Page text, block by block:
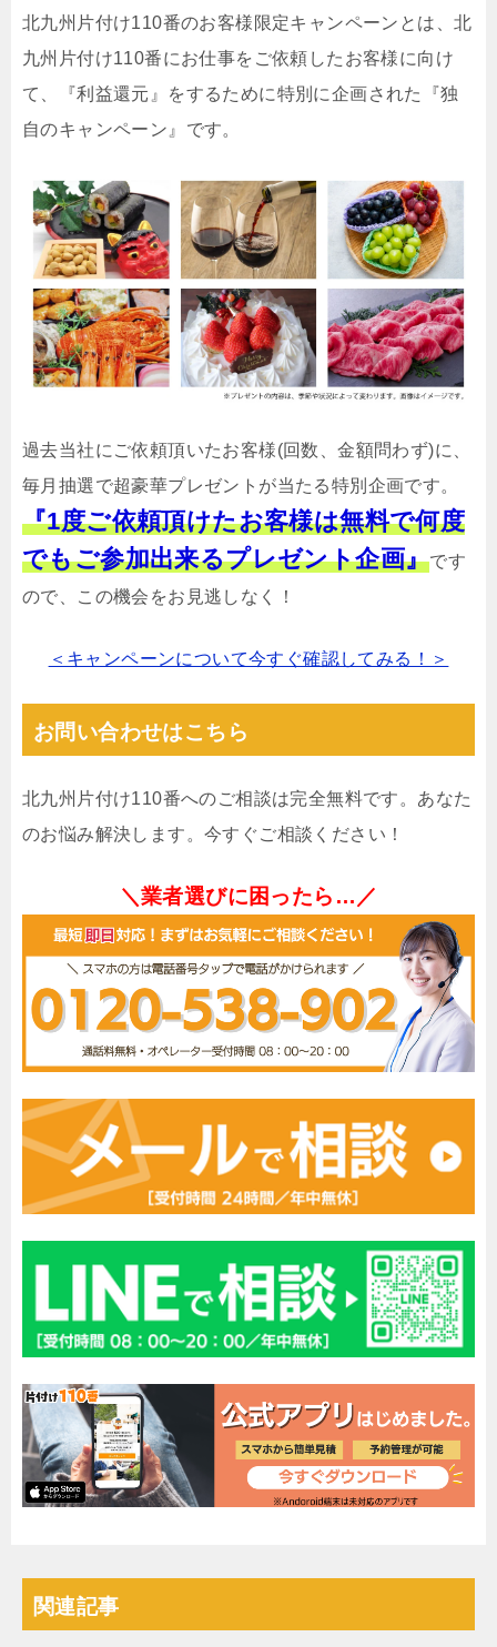
北九州片付け110番のお客様限定キャンペーンとは、北
九州片付け110番にお仕事をご依頼したお客様に向け
て、『利益還元』をするために特別に企画された『独
自のキャンペーン』です。
過去当社にご依頼頂いたお客様(回数、金額問わず)に、
毎月抽選で超豪華プレゼントが当たる特別企画です。
『1度ご依頼頂けたお客様は無料で何度
でもご参加出来るプレゼント企画』です
ので、この機会をお見逃しなく！
＜キャンペーンについて今すぐ確認してみる！＞
お問い合わせはこちら
北九州片付け110番へのご相談は完全無料です。あなた
のお悩み解決します。今すぐご相談ください！
＼業者選びに困ったら…／
関連記事